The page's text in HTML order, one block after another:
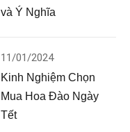
và Ý Nghĩa
11/01/2024
Kinh Nghiệm Chọn
Mua Hoa Đào Ngày
Tết